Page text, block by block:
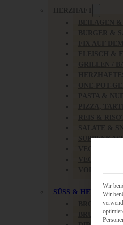
HERZHAFT
SALATE &
SÜSS & HERZHAFT
BRUNCH &
Wir
Wir